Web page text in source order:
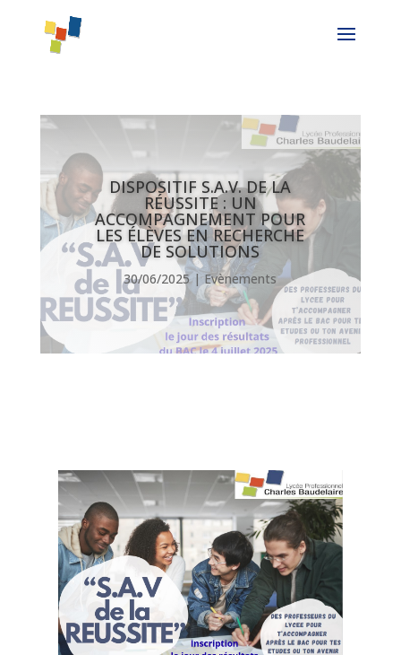
DISPOSITIF S.A.V. DE LA
RÉUSSITE : UN
ACCOMPAGNEMENT POUR
LES ÉLÈVES EN RECHERCHE
DE SOLUTIONS
30/06/2025| Evènements